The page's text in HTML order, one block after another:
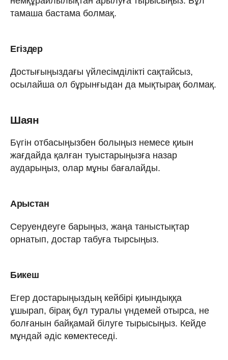
тамаша бастама болмақ.
Егіздер
Достығыңыздағы үйлесімділікті сақтайсыз,
осылайша ол бұрынғыдан да мықтырақ болмақ.
Шаян
Бүгін отбасыңызбен болыңыз немесе қиын
жағдайда қалған туыстарыңызға назар
аударыңыз, олар мұны бағалайды.
Арыстан
Серуендеуге барыңыз, жаңа таныстықтар
орнатып, достар табуға тырсыңыз.
Бикеш
Егер достарыңыздың кейбірі қиындыққа
ұшырап, бірақ бұл туралы үндемей отырса, не
болғанын байқамай білуге тырысыңыз. Кейде
мұндай әдіс көмектеседі.